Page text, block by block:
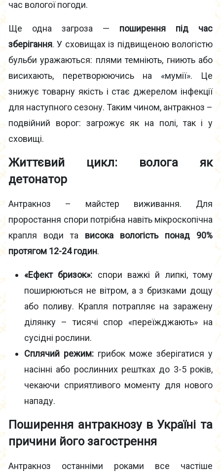
час вологої погоди.
Ще одна загроза — поширення під час
зберігання. У сховищах із підвищеною вологістю
бульби уражаються: плями темніють, гниють або
висихають, перетворюючись на «мумії». Це
знижує товарну якість і стає джерелом інфекції
для наступного сезону. Таким чином, антракноз –
подвійний ворог: загрожує як на полі, так і у
сховищі.
Життєвий цикл: волога як
детонатор
Антракноз – майстер виживання. Для
проростання спори потрібна навіть мікроскопічна
крапля води та висока вологість понад 90%
протягом 12-24 годин.
«Ефект бризок»: спори важкі й липкі, тому
поширюються не вітром, а з бризками дощу
або поливу. Крапля потрапляє на заражену
ділянку – тисячі спор «переїжджають» на
сусідні рослини.
Сплячий режим: грибок може зберігатися у
насінні або рослинних рештках до 3-5 років,
чекаючи сприятливого моменту для нового
нападу.
Поширення антракнозу в Україні та
причини його загострення
Антракноз останніми роками все частіше